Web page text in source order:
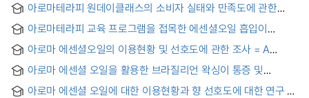
아로마테라피 원데이클래스의 소비자 실태와 만족도에 관한
연구
아로마테라피 교육 프로그램을 접목한 에센셜오일 흡입이
취업준비 여대생의 스트레스와 자율신경계 및 자기효능감에
미치는 효과 연구 = A study on the effects of inhalation of
essential oils combined with an aromatherapy education
program on the stress, autonomic nervous system and
self-efficacy of female college students preparing for
아로마 에센셜오일의 이용현황 및 선호도에 관한 조사 = A
Study on the Aroma Essential Oils Use and Perferences
아로마 에센셜 오일을 활용한 브라질리언 왁싱이 통증 및
피부상태에 미치는 영향
아로마 에센셜 오일에 대한 이용현황과 향 선호도에 대한 연구 =